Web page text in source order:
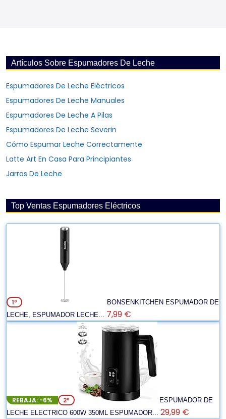
Artículos Sobre Espumadores De Leche
Espumadores De Leche Eléctricos
Espumadores De Leche Manuales
Espumadores De Leche A Pilas
Espumadores De Leche Severin
Cómo Espumar Leche Correctamente
Latte Art En Casa Para Principiantes
Jarras De Leche
Top Ventas Espumadores Eléctricos
1º
BONSENKITCHEN ESPUMADOR DE
LECHE, ESPUMADOR LECHE... 7,99 €
REBAJA: -6% 2º
ESPUMADOR DE
LECHE ELECTRICO 600W 350ML ESPUMADOR... 29,99 €